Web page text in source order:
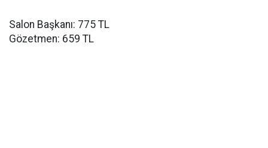
Salon Başkanı: 775 TL
Gözetmen: 659 TL